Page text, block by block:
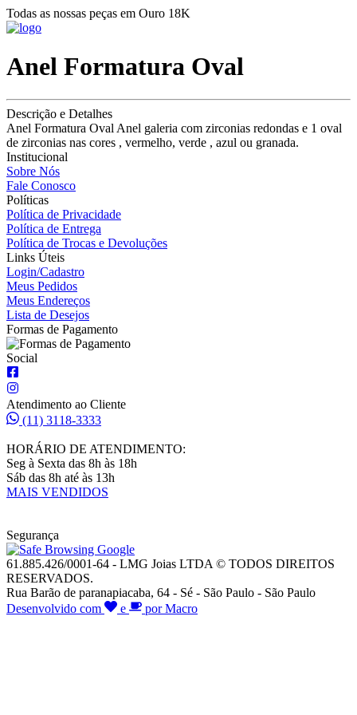
Todas as nossas peças em Ouro 18K
Anel Formatura Oval
Descrição e Detalhes
Anel Formatura Oval Anel galeria com zirconias redondas e 1 oval
de zirconias nas cores , vermelho, verde , azul ou granada.
Institucional
Sobre Nós
Fale Conosco
Políticas
Política de Privacidade
Política de Entrega
Política de Trocas e Devoluções
Links Úteis
Login/Cadastro
Meus Pedidos
Meus Endereços
Lista de Desejos
Formas de Pagamento
Social
Atendimento ao Cliente
(11) 3118-3333
HORÁRIO DE ATENDIMENTO:
Seg à Sexta das 8h às 18h
Sáb das 8h até às 13h
MAIS VENDIDOS
Segurança
61.885.426/0001-64 - LMG Joias LTDA © TODOS DIREITOS
RESERVADOS.
Rua Barão de paranapiacaba, 64 - Sé - São Paulo - São Paulo
Desenvolvido com
e por Macro